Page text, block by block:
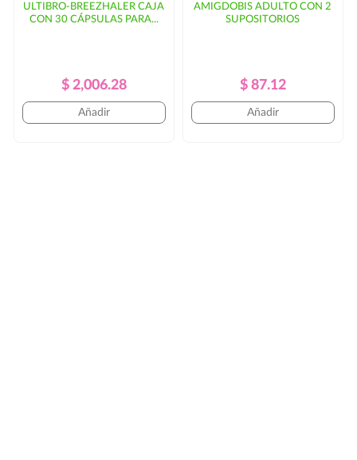
ULTIBRO-BREEZHALER CAJA
CON 30 CÁPSULAS PARA...
Precio
Regular
Precio
$ 2,006.28
Añadir
AMIGDOBIS ADULTO CON 2
SUPOSITORIOS
Precio
Regular
Precio
$ 87.12
Añadir